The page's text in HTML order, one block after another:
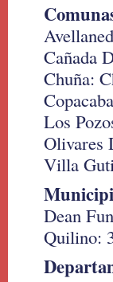
Cañada
Chuña:
Los
Olivares
Villa
Dean
Quilino: